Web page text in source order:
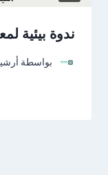
ندوة بيئية
بواسطة